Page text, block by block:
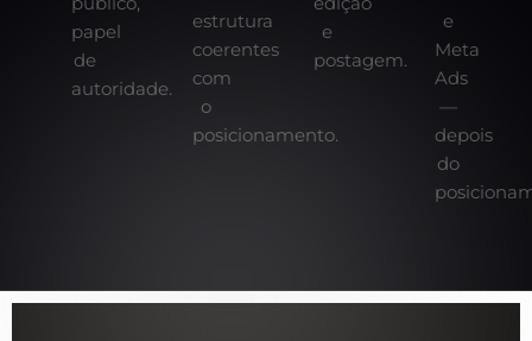
papel
de
autoridade.
estrutura
coerentes
com
o
posicionamento.
e
postagem.
e
Meta
Ads
—
depois
do